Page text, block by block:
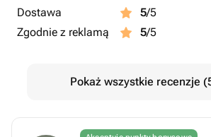
Dostawa
5/5
Zgodnie z reklamą
5/5
Pokaż wszystkie recenzje